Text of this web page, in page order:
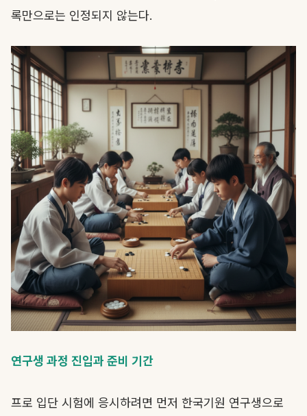
록만으로는 인정되지 않는다.
연구생 과정 진입과 준비 기간
프로 입단 시험에 응시하려면 먼저 한국기원 연구생으로